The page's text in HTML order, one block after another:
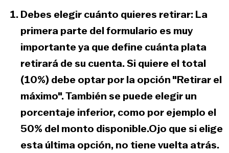
Debes elegir cuánto quieres retirar:La
primera parte del formulario es muy
importante ya que define cuánta plata
retirará de su cuenta. Si quiere el total
(10%) debe optar por la opción "Retirar el
máximo". También se puede elegir un
porcentaje inferior, como por ejemplo el
50% del monto disponible.Ojo que si elige
esta última opción, no tiene vuelta atrás.